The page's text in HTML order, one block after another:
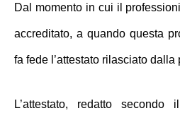
Dal momento in cui il
accreditato, a quando questa
fa fede l’attestato rilasciato
L’attestato, redatto